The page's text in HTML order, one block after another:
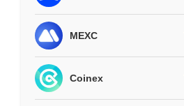
MEXC
Coinex